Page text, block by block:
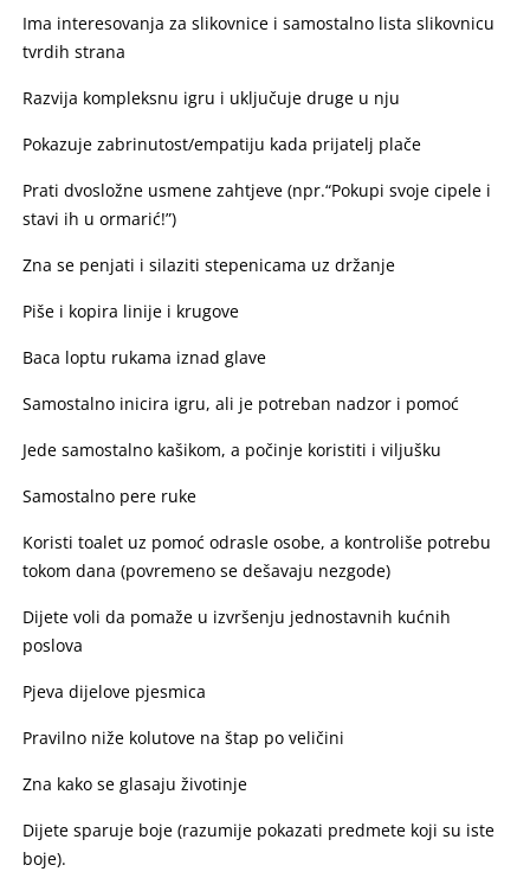
Ima interesovanja za slikovnice i samostalno lista slikovnicu
tvrdih strana
Razvija kompleksnu igru i uključuje druge u nju
Pokazuje zabrinutost/empatiju kada prijatelj plače
Prati dvosložne usmene zahtjeve (npr.“Pokupi svoje cipele i
stavi ih u ormarić!”)
Zna se penjati i silaziti stepenicama uz držanje
Piše i kopira linije i krugove
Baca loptu rukama iznad glave
Samostalno inicira igru, ali je potreban nadzor i pomoć
Jede samostalno kašikom, a počinje koristiti i viljušku
Samostalno pere ruke
Koristi toalet uz pomoć odrasle osobe, a kontroliše potrebu
tokom dana (povremeno se dešavaju nezgode)
Dijete voli da pomaže u izvršenju jednostavnih kućnih
poslova
Pjeva dijelove pjesmica
Pravilno niže kolutove na štap po veličini
Zna kako se glasaju životinje
Dijete sparuje boje (razumije pokazati predmete koji su iste
boje).